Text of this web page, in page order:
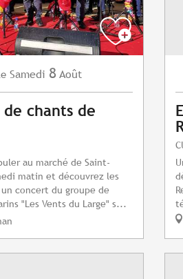
Samedi 8 Août
chants de
au marché de Saint-
matin et découvrez les
concert du groupe de
"Les Vents du Large" s...